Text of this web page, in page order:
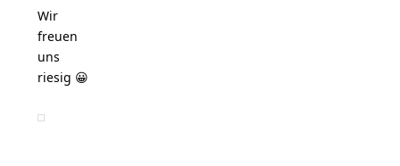
Wir
freuen
uns
riesig 😀